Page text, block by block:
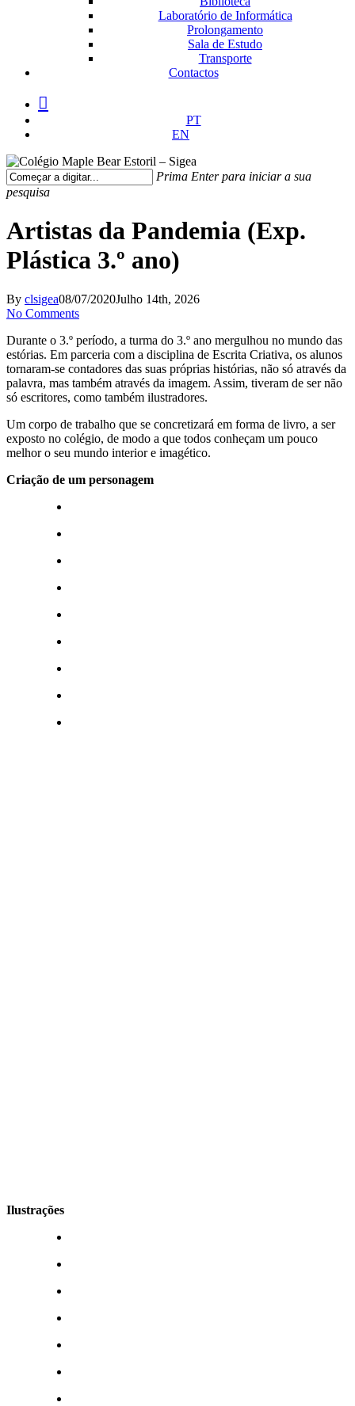
Laboratório de Informática
Prolongamento
Sala de Estudo
Transporte
Contactos
facebook
instagram
medium
PT
EN
Prima Enter para iniciar a sua
pesquisa
Pesquisa
Artistas da Pandemia (Exp.
Plástica 3.º ano)
By clsigea08/07/2020Julho 14th, 2026
No Comments
Durante o 3.º período, a turma do 3.º ano mergulhou no mundo das
estórias. Em parceria com a disciplina de Escrita Criativa, os alunos
tornaram-se contadores das suas próprias histórias, não só através da
palavra, mas também através da imagem. Assim, tiveram de ser não
só escritores, como também ilustradores.
Um corpo de trabalho que se concretizará em forma de livro, a ser
exposto no colégio, de modo a que todos conheçam um pouco
melhor o seu mundo interior e imagético.
Criação de um personagem
Ilustrações